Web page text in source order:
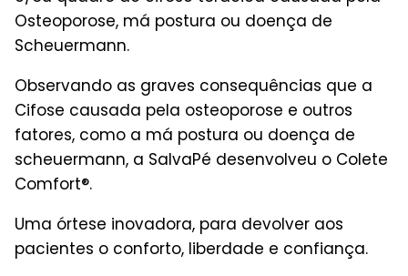
Osteoporose, má postura ou doença de
Scheuermann.
Observando as graves consequências que a
Cifose causada pela osteoporose e outros
fatores, como a má postura ou doença de
scheuermann, a SalvaPé desenvolveu o Colete
Comfort®.
Uma órtese inovadora, para devolver aos
pacientes o conforto, liberdade e confiança.